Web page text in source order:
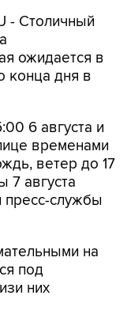
- Столичный
ожидается в
конца дня в
6 августа и
временами
ветер до 17
7 августа
пресс-службы
на
под
них